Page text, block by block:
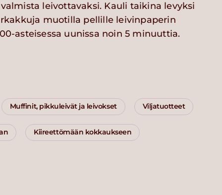
leivottavaksi. Kauli taikina levyksi
muotilla pellille leivinpaperin
asteisessa uunissa noin 5 minuuttia.
Muffinit, pikkuleivät ja leivokset Viljatuotteet
Kiireettömään kokkaukseen